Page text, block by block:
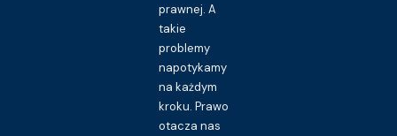
prawnej. A
takie
problemy
napotykamy
na każdym
kroku. Prawo
otacza nas